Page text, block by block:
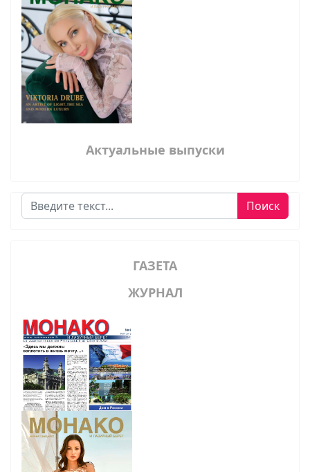
Актуальные выпуски
Поиск Поиск
ГАЗЕТА
ЖУРНАЛ